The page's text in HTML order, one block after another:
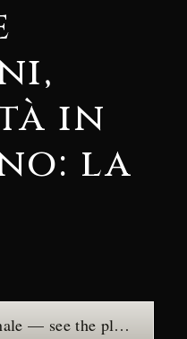
in
la
Stables of the Quirinale — see the place →